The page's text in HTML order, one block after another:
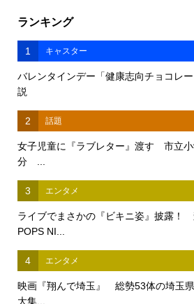
ランキング
1 キャスター
バレンタインデー「健康志向チョコレ
説
2 話題
女子児童に『ラブレター』渡す 市立
分 ...
3 エンタメ
ライブでまさかの『ビキニ姿』披露！
POPS NI...
4 エンタメ
映画『翔んで埼玉』 総勢53体の埼玉
大集...